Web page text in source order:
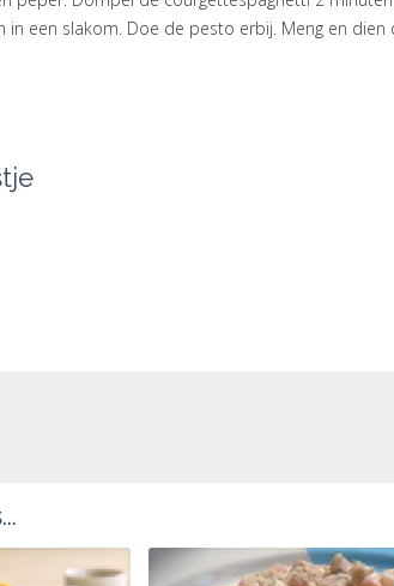
in een slakom. Doe de pesto erbij. Meng en dien